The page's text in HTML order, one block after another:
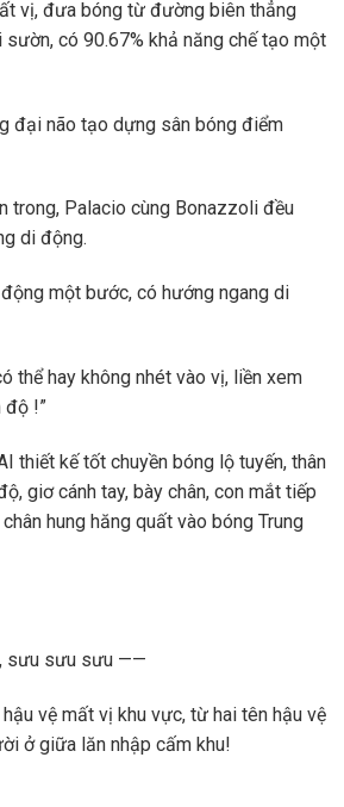
vị, đưa bóng từ đường biên thẳng
sườn, có 90.67% khả năng chế tạo một
đại não tạo dựng sân bóng điểm
trong, Palacio cùng Bonazzoli đều
di động.
một bước, có hướng ngang di
thể hay không nhét vào vị, liền xem
độ !”
thiết kế tốt chuyền bóng lộ tuyến, thân
giơ cánh tay, bày chân, con mắt tiếp
hung hăng quất vào bóng Trung
sưu sưu sưu ——
vệ mất vị khu vực, từ hai tên hậu vệ
ở giữa lăn nhập cấm khu!